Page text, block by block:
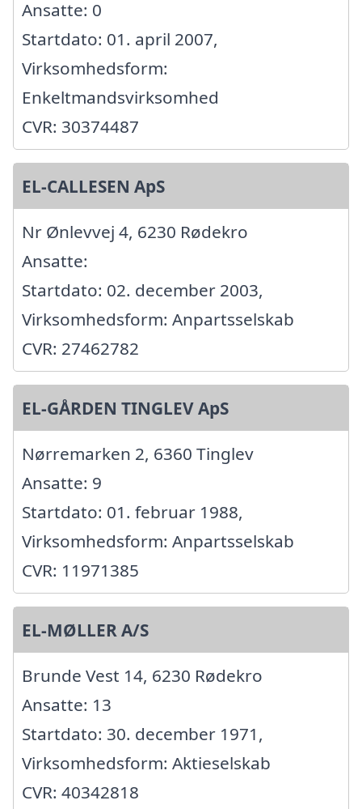
Ansatte: 0
Startdato: 01. april 2007,
Virksomhedsform:
Enkeltmandsvirksomhed
CVR: 30374487
EL-CALLESEN ApS
Nr Ønlevvej 4, 6230 Rødekro
Ansatte:
Startdato: 02. december 2003,
Virksomhedsform: Anpartsselskab
CVR: 27462782
EL-GÅRDEN TINGLEV ApS
Nørremarken 2, 6360 Tinglev
Ansatte: 9
Startdato: 01. februar 1988,
Virksomhedsform: Anpartsselskab
CVR: 11971385
EL-MØLLER A/S
Brunde Vest 14, 6230 Rødekro
Ansatte: 13
Startdato: 30. december 1971,
Virksomhedsform: Aktieselskab
CVR: 40342818